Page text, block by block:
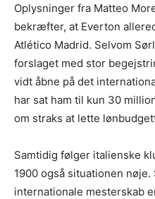
Oplysninger fra Matteo
bekræfter, at Everton
Atlético Madrid. Selvom
forslaget med stor
vidt åbne på det
har sat ham til kun 30
om straks at lette
Samtidig følger italienske
1900 også situationen
internationale mesterskab